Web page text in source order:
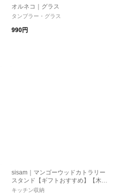
オルネコ｜グラス
タンブラー・グラス
990円
sisam｜マンゴーウッドカトラリー
スタンド【ギフトおすすめ】【木
製】
キッチン収納